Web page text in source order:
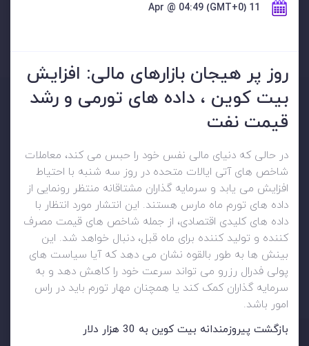
11 Apr @ 04:49 (GMT+0)
روز پر هیجان بازارهای مالی: افزایش
بیت کوین ، داده های تورمی و رشد
قیمت نفت
در حالی که دنیای مالی نفس خود را حبس می کند، معاملات
شاخص های آتی ایالات متحده در روز سه شنبه با احتیاط
افزایش می یابد و سرمایه گذاران مشتاقانه منتظر رونمایی از
داده های تورم ماه مارس هستند. این انتشار مورد انتظار با
داده های کلیدی اقتصادی، از جمله شاخص های قیمت مصرف
کننده و تولید کننده برای ماه قبل، دنبال خواهد شد. این
بینش ها به طور بالقوه نشان می دهد که آیا سیاست های
پولی فدرال رزرو می تواند سرعت خود را کاهش دهد و به
سرمایه گذاران کمک کند یا همچنان مهار تورم باید در راس
امور باشد.
بازگشت پیروزمندانه بیت کوین به 30 هزار دلار